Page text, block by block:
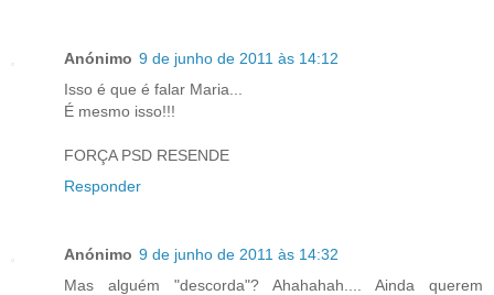
Anónimo 9 de junho de 2011 às 14:12
Isso é que é falar Maria...
É mesmo isso!!!
FORÇA PSD RESENDE
Responder
Anónimo 9 de junho de 2011 às 14:32
Mas alguém "descorda"? Ahahahah.... Ainda querem